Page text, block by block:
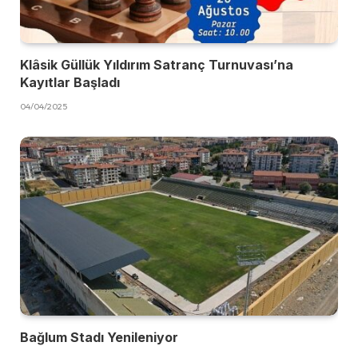
Klâsik Güllük Yıldırım Satranç Turnuvası’na
Kayıtlar Başladı
04/04/2025
Bağlum Stadı Yenileniyor